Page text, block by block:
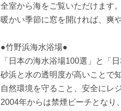
全室から海をご覧いただけます。
暖かい季節に窓を開ければ、爽
●竹野浜海水浴場●
「日本の海水浴場100選」と「
砂浜と水の透明度が高いことで
自然環境を守ること、安全にレ
2004年からは禁煙ビーチとなり